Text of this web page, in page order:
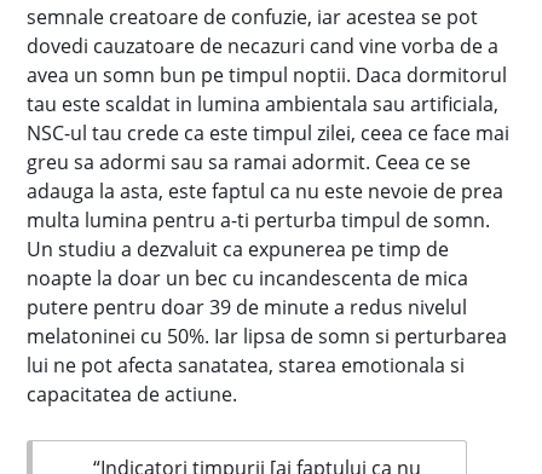
semnale creatoare de confuzie, iar acestea se pot
dovedi cauzatoare de necazuri cand vine vorba de a
avea un somn bun pe timpul noptii. Daca dormitorul
tau este scaldat in lumina ambientala sau artificiala,
NSC-ul tau crede ca este timpul zilei, ceea ce face mai
greu sa adormi sau sa ramai adormit. Ceea ce se
adauga la asta, este faptul ca nu este nevoie de prea
multa lumina pentru a-ti perturba timpul de somn.
Un studiu a dezvaluit ca expunerea pe timp de
noapte la doar un bec cu incandescenta de mica
putere pentru doar 39 de minute a redus nivelul
melatoninei cu 50%. Iar lipsa de somn si perturbarea
lui ne pot afecta sanatatea, starea emotionala si
capacitatea de actiune.
“Indicatori timpurii [ai faptului ca nu